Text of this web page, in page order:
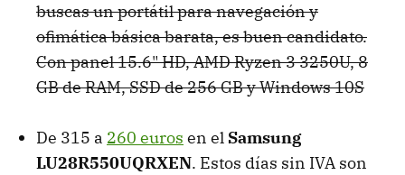
buscas un portátil para navegación y
ofimática básica barata, es buen candidato.
Con panel 15.6" HD, AMD Ryzen 3 3250U, 8
GB de RAM, SSD de 256 GB y Windows 10S
De 315 a 260 euros en el Samsung
LU28R550UQRXEN. Estos días sin IVA son